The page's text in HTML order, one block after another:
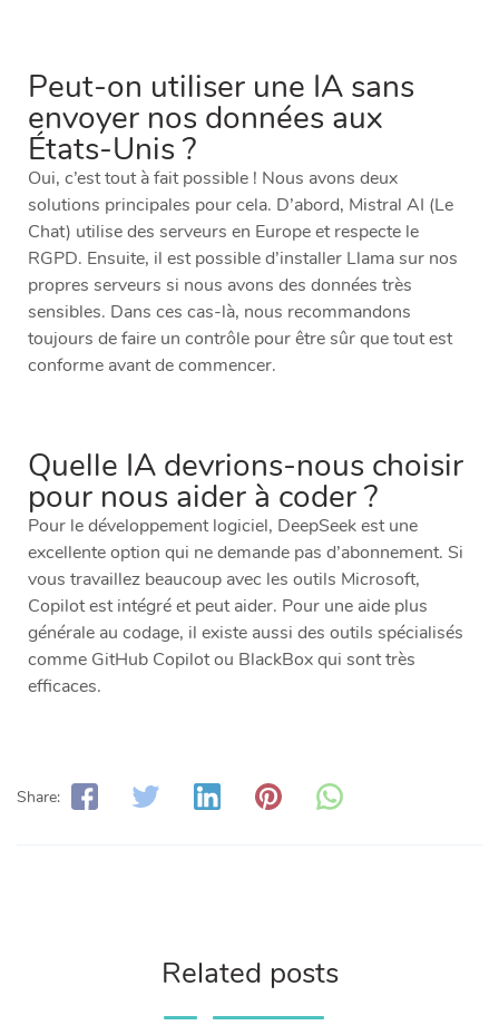
Peut-on utiliser une IA sans
envoyer nos données aux
États-Unis ?
Oui, c’est tout à fait possible ! Nous avons deux
solutions principales pour cela. D’abord, Mistral AI (Le
Chat) utilise des serveurs en Europe et respecte le
RGPD. Ensuite, il est possible d’installer Llama sur nos
propres serveurs si nous avons des données très
sensibles. Dans ces cas-là, nous recommandons
toujours de faire un contrôle pour être sûr que tout est
conforme avant de commencer.
Quelle IA devrions-nous choisir
pour nous aider à coder ?
Pour le développement logiciel, DeepSeek est une
excellente option qui ne demande pas d’abonnement. Si
vous travaillez beaucoup avec les outils Microsoft,
Copilot est intégré et peut aider. Pour une aide plus
générale au codage, il existe aussi des outils spécialisés
comme GitHub Copilot ou BlackBox qui sont très
efficaces.
Share:
Related posts